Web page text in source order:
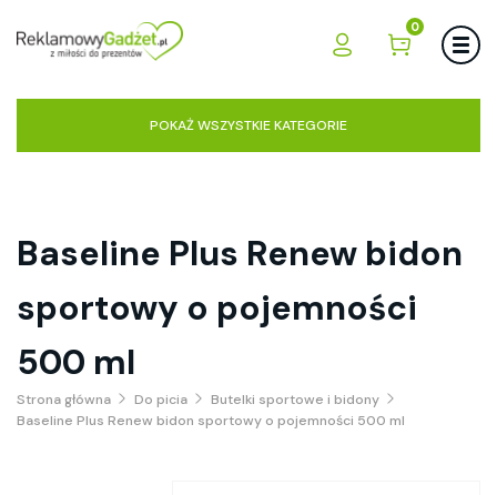
0
POKAŻ WSZYSTKIE KATEGORIE
Baseline Plus Renew bidon
sportowy o pojemności
500 ml
Strona główna Do picia
Butelki sportowe i bidony
Baseline Plus Renew bidon sportowy o pojemności 500 ml